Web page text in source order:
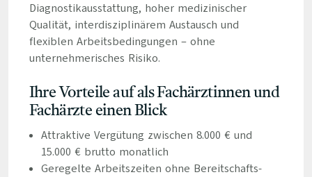
Diagnostikausstattung, hoher medizinischer
Qualität, interdisziplinärem Austausch und
flexiblen Arbeitsbedingungen – ohne
unternehmerisches Risiko.
Ihre Vorteile auf als Fachärztinnen und
Fachärzte einen Blick
Attraktive Vergütung zwischen 8.000 € und
15.000 € brutto monatlich
Geregelte Arbeitszeiten ohne Bereitschafts-